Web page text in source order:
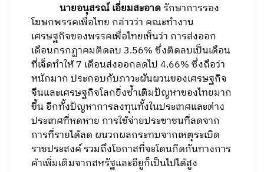
นายอนุสรณ์ เอี่ยมสะอาดรักษาการรอง
โฆษกพรรคเพื่อไทย กล่าวว่า คณะทำงาน
เศรษฐกิจของพรรคเพื่อไทยเห็นว่า การส่งออก
เดือนกรกฏาคมติดลบ 3.56% ซึ่งติดลบเป็นเดือน
ที่เจ็ดทำให้ 7 เดือนส่งออกลดไป 4.66% ซึ่งถือว่า
หนักมาก ประกอบกับภาวะผันผวนของเศรษฐกิจ
จีนและเศรษฐกิจโลกยิ่งซ้ำเติมปัญหาของไทยมาก
ขึ้น อีกทั้งปัญหาการลงทุนทั้งในประเทศและต่าง
ประเทศที่หดหาย การใช้จ่ายประชาชนที่ลดจาก
การที่รายได้ลด ผนวกผลกระทบจากเหตุระเบิด
ราชประสงค์ รวมถึงโอกาสที่จะโดนกีดกันทางการ
ค้าเพิ่มเติมจากสหรัฐและอียูก็เป็นไปได้สูง